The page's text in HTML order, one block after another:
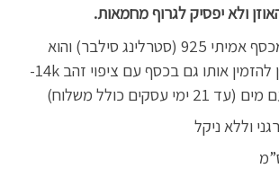
ולא יפסיק לגרוף מחמאות.
ההליקס מיוצר מכסף אמיתי 925 (סטרלינג סילבר) והוא
עמיד במים. ניתן להזמין אותו גם בכסף עם ציפוי זהב 14k-
עסקים כולל משלוח)
וללא ניקל